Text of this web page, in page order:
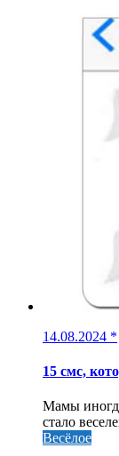
14.08.2024 *
15 смс,
Мамы
стало
Весёлое